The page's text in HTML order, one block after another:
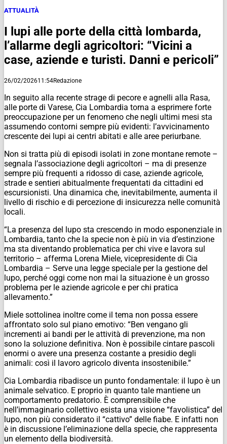
ATTUALITÀ
I lupi alle porte della città lombarda,
l’allarme degli agricoltori: “Vicini a
case, aziende e turisti. Danni e pericoli”
26/02/202611:54Redazione
In seguito alla recente strage di pecore e agnelli alla Rasa,
alle porte di Varese, Cia Lombardia torna a esprimere forte
preoccupazione per un fenomeno che negli ultimi mesi sta
assumendo contorni sempre più evidenti: l’avvicinamento
crescente dei lupi ai centri abitati e alle aree periurbane.
Non si tratta più di episodi isolati in zone montane remote –
segnala l’associazione degli agricoltori – ma di presenze
sempre più frequenti a ridosso di case, aziende agricole,
strade e sentieri abitualmente frequentati da cittadini ed
escursionisti. Una dinamica che, inevitabilmente, aumenta il
livello di rischio e di percezione di insicurezza nelle comunità
locali.
“La presenza del lupo sta crescendo in modo esponenziale in
Lombardia, tanto che la specie non è più in via d’estinzione
ma sta diventando problematica per chi vive e lavora sul
territorio – afferma Lorena Miele, vicepresidente di Cia
Lombardia – Serve una legge speciale per la gestione del
lupo, perché oggi come non mai la situazione è un grosso
problema per le aziende agricole e per chi pratica
allevamento.”
Miele sottolinea inoltre come il tema non possa essere
affrontato solo sul piano emotivo: “Ben vengano gli
incrementi ai bandi per le attività di prevenzione, ma non
sono la soluzione definitiva. Non è possibile cintare pascoli
enormi o avere una presenza costante a presidio degli
animali: così il lavoro agricolo diventa insostenibile.”
Cia Lombardia ribadisce un punto fondamentale: il lupo è un
animale selvatico. E proprio in quanto tale mantiene un
comportamento predatorio. È comprensibile che
nell’immaginario collettivo esista una visione “favolistica” del
lupo, non più considerato il “cattivo” delle fiabe. E infatti non
è in discussione l’eliminazione della specie, che rappresenta
un elemento della biodiversità.